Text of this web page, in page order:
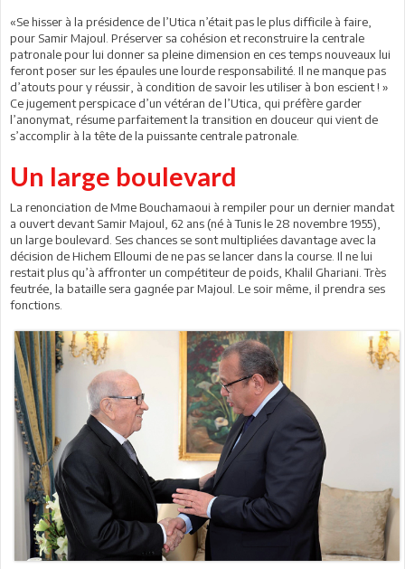
«Se hisser à la présidence de l’Utica n’était pas le plus difficile à faire,
pour Samir Majoul. Préserver sa cohésion et reconstruire la centrale
patronale pour lui donner sa pleine dimension en ces temps nouveaux lui
feront poser sur les épaules une lourde responsabilité. Il ne manque pas
d’atouts pour y réussir, à condition de savoir les utiliser à bon escient ! »
Ce jugement perspicace d’un vétéran de l’Utica, qui préfère garder
l’anonymat, résume parfaitement la transition en douceur qui vient de
s’accomplir à la tête de la puissante centrale patronale.
Un large boulevard
La renonciation de Mme Bouchamaoui à rempiler pour un dernier mandat
a ouvert devant Samir Majoul, 62 ans (né à Tunis le 28 novembre 1955),
un large boulevard. Ses chances se sont multipliées davantage avec la
décision de Hichem Elloumi de ne pas se lancer dans la course. Il ne lui
restait plus qu’à affronter un compétiteur de poids, Khalil Ghariani. Très
feutrée, la bataille sera gagnée par Majoul. Le soir même, il prendra ses
fonctions.